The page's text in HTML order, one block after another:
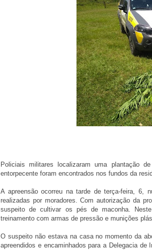
Policiais militares localizaram uma plantação
entorpecente foram encontrados nos fundos da
A apreensão ocorreu na tarde de terça-feira, 6,
realizadas por moradores. Com autorização da
suspeito de cultivar os pés de maconha.
treinamento com armas de pressão e munições
O suspeito não estava na casa no momento da
apreendidos e encaminhados para a Delegacia